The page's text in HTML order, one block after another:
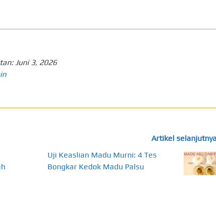
Juni 3, 2026
Artikel
Uji Keaslian Madu Murni: 4 Tes
Bongkar Kedok Madu Palsu